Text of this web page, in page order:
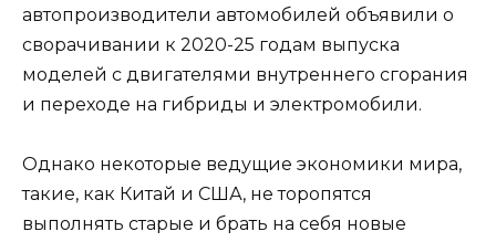
автопроизводители автомобилей объявили о
сворачивании к 2020-25 годам выпуска
моделей с двигателями внутреннего сгорания
и переходе на гибриды и электромобили.
Однако некоторые ведущие экономики мира,
такие, как Китай и США, не торопятся
выполнять старые и брать на себя новые